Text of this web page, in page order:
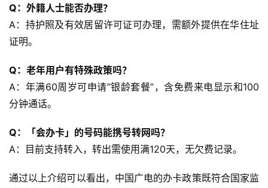
Q：外籍人士能否办理？
A：持护照及有效居留许可证可办理，需额外提供在华住址
证明。
Q：老年用户有特殊政策吗？
A：年满60周岁可申请”银龄套餐”，含免费来电显示和100
分钟通话。
Q：「会办卡」的号码能携号转网吗？
A：目前支持转入，转出需使用满120天，无欠费记录。
通过以上介绍可以看出，中国广电的办卡政策既符合国家监